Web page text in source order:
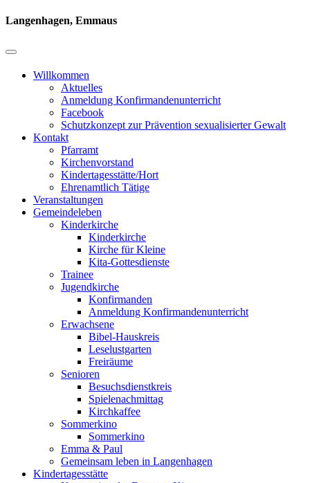
Langenhagen, Emmaus
Willkommen
Aktuelles
Anmeldung Konfirmandenunterricht
Facebook
Schutzkonzept zur Prävention sexualisierter Gewalt
Kontakt
Pfarramt
Kirchenvorstand
Kindertagesstätte/Hort
Ehrenamtlich Tätige
Veranstaltungen
Gemeindeleben
Kinderkirche
Kinderkirche
Kirche für Kleine
Kita-Gottesdienste
Trainee
Jugendkirche
Konfirmanden
Anmeldung Konfirmandenunterricht
Erwachsene
Bibel-Hauskreis
Leselustgarten
Freiräume
Senioren
Besuchsdienstkreis
Spielenachmittag
Kirchkaffee
Sommerkino
Sommerkino
Emma & Paul
Gemeinsam leben in Langenhagen
Kindertagesstätte